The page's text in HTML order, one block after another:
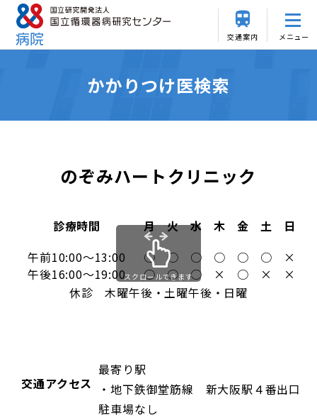
交通案内 メニュー
かかりつけ医検索
のぞみハートクリニック
診療時間 月 火 水 木 金 土
日
午前10:00～13:00
○ ○ ○ ○ ○ ○
×
午後16:00～19:00
○ ○ ○ × ○ × ×
スクロールできます
休診 木曜午後・土曜午後・日曜
交通アクセス
最寄り駅
・地下鉄御堂筋線 新大阪駅４番出口よ
駐車場なし